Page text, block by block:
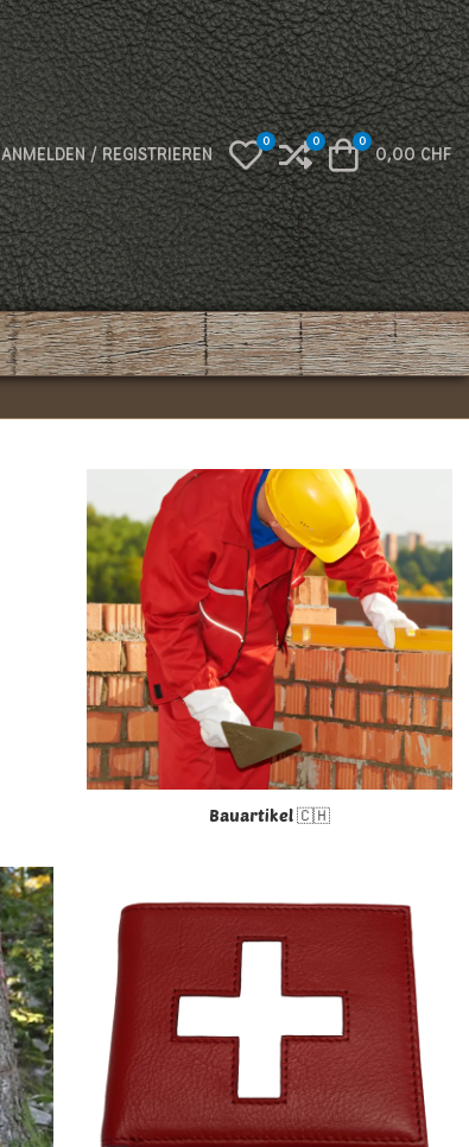
ANMELDEN / REGISTRIEREN My Wishlist
0 Compare
0 Warenkorb
0
0,00 CHF
Bauartikel 🇨🇭